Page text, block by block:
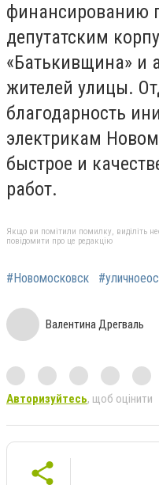
финансированию
депутатским
«Батькивщина» и
жителей улицы.
благодарность
электрикам
быстрое и
работ.
Якщо ви помітили помилку, виділіть
повідомити про це редакцію
#Новомосковск
Валентина Дрегваль
Авторизуйтесь, щоб оцінити